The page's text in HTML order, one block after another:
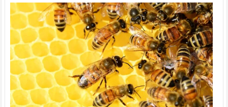
Wręczyca
Wielka
z
dofinansowaniem
ponad
15,6
mln
na
modernizację
oczyszczalni
ścieków
[wideo]